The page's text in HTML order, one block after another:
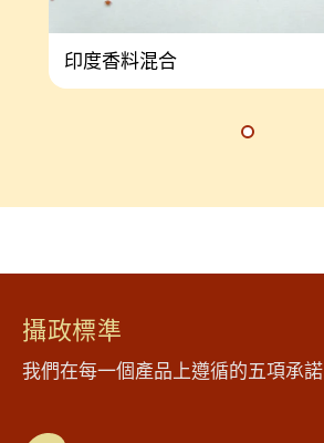
印度香料混合
攝政標準
我們在每一個產品上遵循的五項承諾